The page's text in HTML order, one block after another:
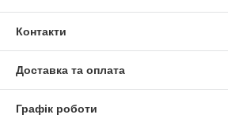
Контакти
Доставка та оплата
Графік роботи